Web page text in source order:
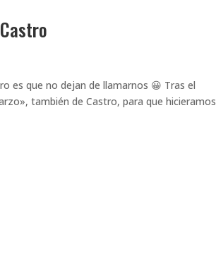
es que no dejan de llamarnos 😀 Tras el
también de Castro, para que hicieramos